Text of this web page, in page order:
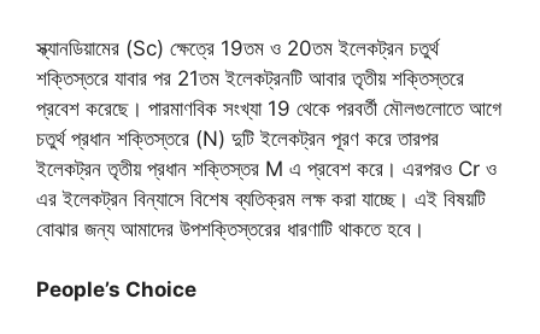
স্ক্যানডিয়ামের (Sc) ক্ষেত্রে 19তম ও 20তম ইলেকট্রন চতুর্থ
শক্তিস্তরে যাবার পর 21তম ইলেকট্রনটি আবার তৃতীয় শক্তিস্তরে
প্রবেশ করেছে। পারমাণবিক সংখ্যা 19 থেকে পরবর্তী মৌলগুলোতে আগে
চতুর্থ প্রধান শক্তিস্তরে (N) দুটি ইলেকট্রন পূরণ করে তারপর
ইলেকট্রন তৃতীয় প্রধান শক্তিস্তর M এ প্রবেশ করে। এরপরও Cr ও
এর ইলেকট্রন বিন্যাসে বিশেষ ব্যতিক্রম লক্ষ করা যাচ্ছে। এই বিষয়টি
বোঝার জন্য আমাদের উপশক্তিস্তরের ধারণাটি থাকতে হবে।
People’s Choice